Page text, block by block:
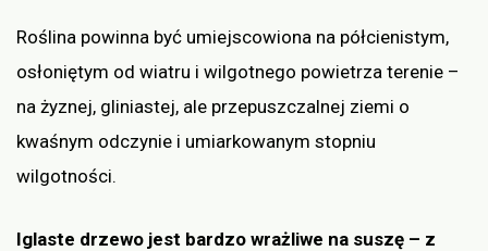
Roślina powinna być umiejscowiona na półcienistym,
osłoniętym od wiatru i wilgotnego powietrza terenie –
na żyznej, gliniastej, ale przepuszczalnej ziemi o
kwaśnym odczynie i umiarkowanym stopniu
wilgotności.
Iglaste drzewo jest bardzo wrażliwe na suszę – z